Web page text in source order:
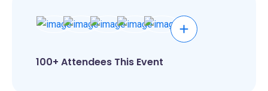
100+ Attendees This Event